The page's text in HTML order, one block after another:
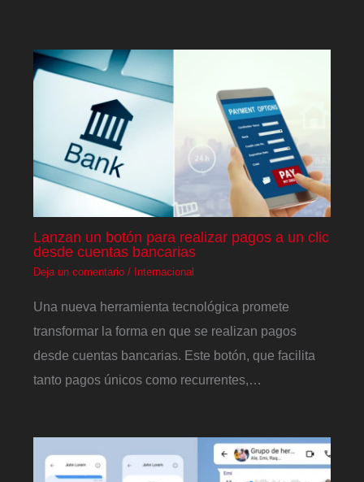
Lanzan un botón para realizar pagos a un clic
desde cuentas bancarias
Deja un comentario / Internacional
Una nueva herramienta tecnológica promete
transformar la forma en que se realizan pagos
desde cuentas bancarias. Este botón, que facilita
tanto pagos únicos como recurrentes,…